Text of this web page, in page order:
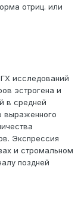
отриц. или
исследований
эстрогена и
в средней
выраженного
Экспрессия
и стромальном
поздней